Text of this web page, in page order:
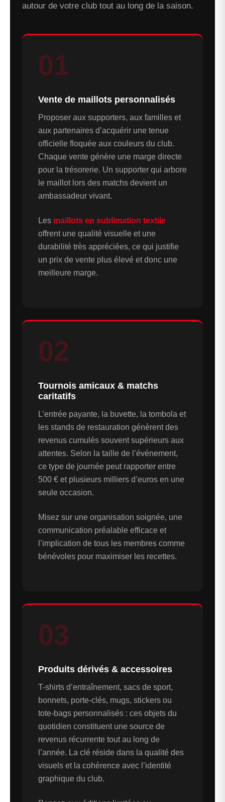
autour de votre club tout au long de la saison.
01
Vente de maillots personnalisés
Proposer aux supporters, aux familles et
aux partenaires d’acquérir une tenue
officielle floquée aux couleurs du club.
Chaque vente génère une marge directe
pour la trésorerie. Un supporter qui arbore
le maillot lors des matchs devient un
ambassadeur vivant.
Les maillots en sublimation textile
offrent une qualité visuelle et une
durabilité très appréciées, ce qui justifie
un prix de vente plus élevé et donc une
meilleure marge.
02
Tournois amicaux & matchs
caritatifs
L’entrée payante, la buvette, la tombola et
les stands de restauration génèrent des
revenus cumulés souvent supérieurs aux
attentes. Selon la taille de l’événement,
ce type de journée peut rapporter entre
500 € et plusieurs milliers d’euros en une
seule occasion.
Misez sur une organisation soignée, une
communication préalable efficace et
l’implication de tous les membres comme
bénévoles pour maximiser les recettes.
03
Produits dérivés & accessoires
T-shirts d’entraînement, sacs de sport,
bonnets, porte-clés, mugs, stickers ou
tote-bags personnalisés : ces objets du
quotidien constituent une source de
revenus récurrente tout au long de
l’année. La clé réside dans la qualité des
visuels et la cohérence avec l’identité
graphique du club.